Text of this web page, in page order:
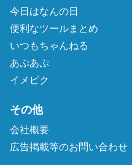
今日はなんの日
便利なツールまとめ
いつもちゃんねる
あぷあぷ
イメピク
その他
会社概要
広告掲載等のお問い合わせ